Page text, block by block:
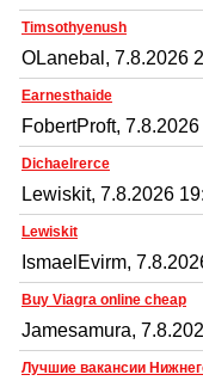
Timsothyenush
OLanebal, 7.8.2026
Earnesthaide
FobertProft,
Dichaelrerce
Lewiskit, 7.8.2026
Lewiskit
IsmaelEvirm,
Buy Viagra online cheap
Jamesamura,
Лучшие вакансии